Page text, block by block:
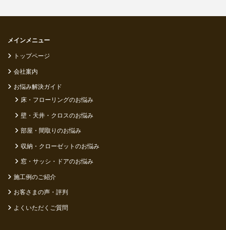
メインメニュー
トップページ
会社案内
お悩み解決ガイド
床・フローリングのお悩み
壁・天井・クロスのお悩み
部屋・間取りのお悩み
収納・クローゼットのお悩み
窓・サッシ・ドアのお悩み
施工例のご紹介
お客さまの声・評判
よくいただくご質問